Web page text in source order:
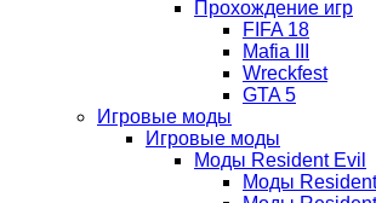
Прохождение игр
FIFA 18
Mafia III
Wreckfest
GTA 5
Игровые моды
Игровые моды
Моды Resident Evil
Моды